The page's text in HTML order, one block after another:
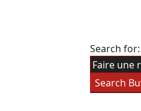
Search for:
Search